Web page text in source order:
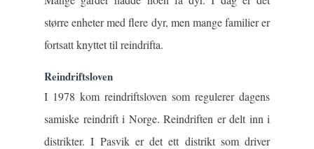
større enheter med flere dyr, men mange familier er
fortsatt knyttet til reindrifta.
Reindriftsloven
I 1978 kom reindriftsloven som regulerer dagens
samiske reindrift i Norge. Reindriften er delt inn i
distrikter. I Pasvik er det ett distrikt som driver